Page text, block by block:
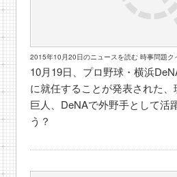
2015年10月20日のニュースを読む 時事問題ク
10月19日、プロ野球・横浜
に就任することが発表された、
巨人、DeNAで外野手として活
う？